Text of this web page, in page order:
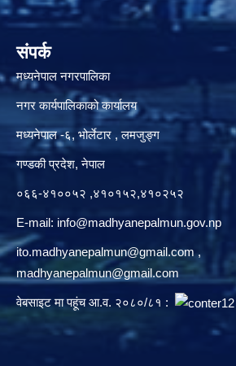
संपर्क
मध्यनेपाल नगरपालिका
नगर कार्यपालिकाको कार्यालय
मध्यनेपाल -६, भोर्लेटार , लमजुङ्ग
गण्डकी प्रदेश, नेपाल
०६६-४१००५२ ,४१०१५२,४१०२५२
E-mail: info@madhyanepalmun.gov.np
ito.madhyanepalmun@gmail.com ,
madhyanepalmun@gmail.com
वेबसाइट मा पहूंच आ.व. २०८०/८१ :